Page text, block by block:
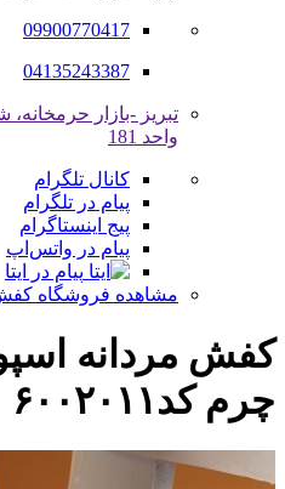
09900770417
04135243387
تبریز -بازار
واحد 181
کانال تلگرام
پیام در تلگرام
پیج اینستاگرام
پیام در واتس‌اپ
پیام در ایتا
مشاهده فروشگاه
کفش مردانه
چرم کد۶۰۰۲۰۱۱